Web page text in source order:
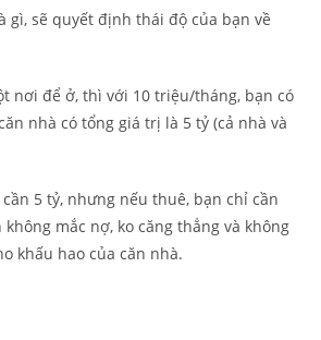
gì, sẽ quyết định thái độ của bạn về
nơi để ở, thì với 10 triệu/tháng, bạn có
nhà có tổng giá trị là 5 tỷ (cả nhà và
5 tỷ, nhưng nếu thuê, bạn chỉ cần
mắc nợ, ko căng thẳng và không
khấu hao của căn nhà.